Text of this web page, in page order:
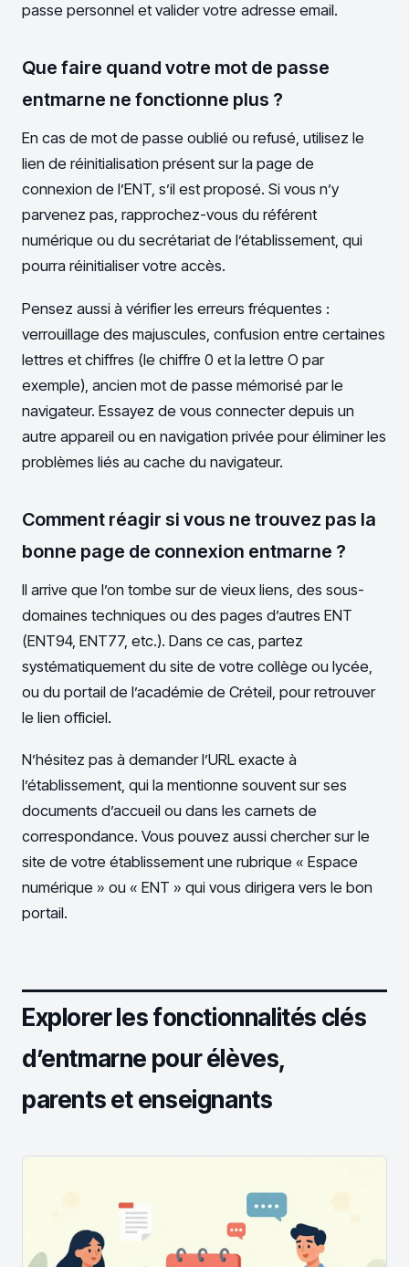
passe personnel et valider votre adresse email.
Que faire quand votre mot de passe
entmarne ne fonctionne plus ?
En cas de mot de passe oublié ou refusé, utilisez le
lien de réinitialisation présent sur la page de
connexion de l’ENT, s’il est proposé. Si vous n’y
parvenez pas, rapprochez-vous du référent
numérique ou du secrétariat de l’établissement, qui
pourra réinitialiser votre accès.
Pensez aussi à vérifier les erreurs fréquentes :
verrouillage des majuscules, confusion entre certaines
lettres et chiffres (le chiffre 0 et la lettre O par
exemple), ancien mot de passe mémorisé par le
navigateur. Essayez de vous connecter depuis un
autre appareil ou en navigation privée pour éliminer les
problèmes liés au cache du navigateur.
Comment réagir si vous ne trouvez pas la
bonne page de connexion entmarne ?
Il arrive que l’on tombe sur de vieux liens, des sous-
domaines techniques ou des pages d’autres ENT
(ENT94, ENT77, etc.). Dans ce cas, partez
systématiquement du site de votre collège ou lycée,
ou du portail de l’académie de Créteil, pour retrouver
le lien officiel.
N’hésitez pas à demander l’URL exacte à
l’établissement, qui la mentionne souvent sur ses
documents d’accueil ou dans les carnets de
correspondance. Vous pouvez aussi chercher sur le
site de votre établissement une rubrique « Espace
numérique » ou « ENT » qui vous dirigera vers le bon
portail.
Explorer les fonctionnalités clés
d’entmarne pour élèves,
parents et enseignants